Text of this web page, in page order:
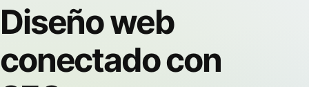
Diseño web
conectado con